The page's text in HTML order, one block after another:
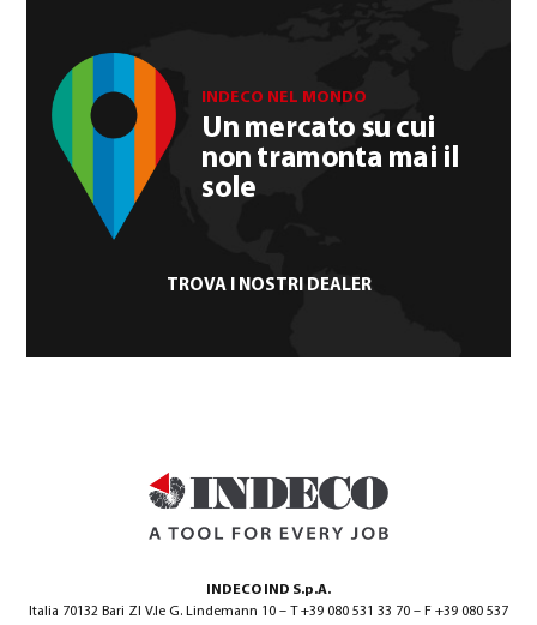
INDECO NEL MONDO
Un mercato su cui
non tramonta mai il
sole
TROVA I NOSTRI DEALER
INDECO IND S.p.A.
Italia 70132 Bari ZI V.le G. Lindemann 10 – T +39 080 531 33 70 – F +39 080 537